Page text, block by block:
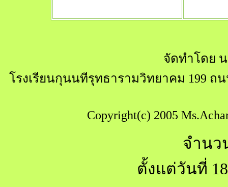
จัดทำโดย
โรงเรียนกุนนทีรุทธารามวิทยาคม 199
Copyright(c) 2005
จำนว
ตั้งแต่วันที่